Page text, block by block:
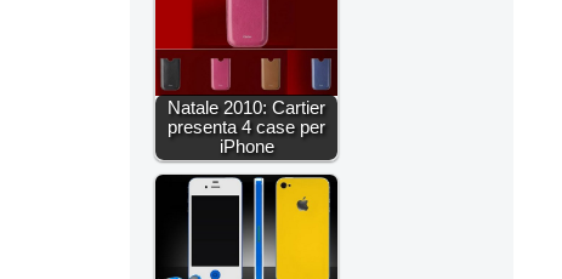
Natale 2010: Cartier
presenta 4 case per
iPhone